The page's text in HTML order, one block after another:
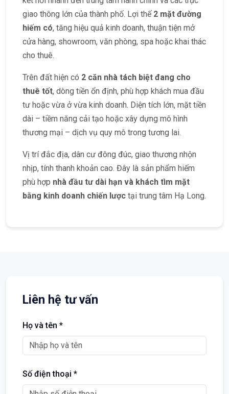
giao thông lớn của thành phố. Lợi thế 2 mặt đường
hiếm có, tăng hiệu quả kinh doanh, thuận tiện mở
cửa hàng, showroom, văn phòng, spa hoặc khai thác
cho thuê.
Trên đất hiện có 2 căn nhà tách biệt đang cho
thuê tốt, dòng tiền ổn định, phù hợp khách mua đầu
tư hoặc vừa ở vừa kinh doanh. Diện tích lớn, mặt tiền
dài – tiềm năng cải tạo hoặc xây dựng mô hình
thương mại – dịch vụ quy mô trong tương lai.
Vị trí đắc địa, dân cư đông đúc, giao thương nhộn
nhịp, tính thanh khoản cao. Đây là sản phẩm hiếm
phù hợp nhà đầu tư dài hạn và khách tìm mặt
bằng kinh doanh chiến lược tại trung tâm Hạ Long.
Liên hệ tư vấn
Họ và tên *
Số điện thoại *